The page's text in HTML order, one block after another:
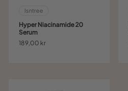
Isntree
Hyper Niacinamide 20
Serum
189,00 kr